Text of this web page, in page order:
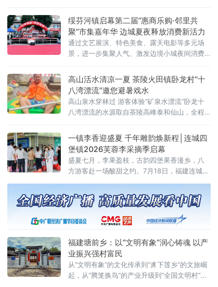
富”核心目标，摒弃短期“输血式”帮扶，深耕特
色产业“造血式”振兴，历经四十载迭代发展
绥芬河镇启幕第二届“惠商乐购·邻里共
聚”市集嘉年华 边城夏夜释放消费新活力
通过文艺展演、特色美食、露天电影等多元场
景，进一步集聚人气、激发边境小城夜间消费
鼓学校学生带来的动感鼓乐，市集现场气氛被
迅
高山活水清凉一夏 茶陵火田镇卧龙村“十
八湾漂流”邀您避暑戏水
高山泉水穿林过 游客体验“矿泉水漂流”卧龙十
八湾漂流的水源取自茶陵高峰泰和仙山，全程
沁人，被游客形象地称为“矿泉水上的漂流”。漂
流河道蜿蜒穿行于
一镇李香迎盛夏 千年雕韵焕新程│连城四
堡镇2026芙蓉李采摘季启幕
盛夏七月，李果盈枝，古韵四堡果香漫乡，八
方游客赴一场酸甜之约。7月18日，福建连城县
以‘李’相约嘉年华”活动盛大启幕。活动巧借闽超
赛事流量热度，串联鲜果采摘、雕版非遗研
学、客家民俗展演、乡村体育赛事多元业态，
打造沉浸式一站式夏日农文旅盛宴，以果为
幕式落幕
福建塘前乡：以“文明有象”润心铸魂 以产
业振兴强村富民
从“文明有象”的文化传承到“豸下莲乡”的文旅崛
起，从“腾笼换鸟”的产业升级到“全国文明村”的